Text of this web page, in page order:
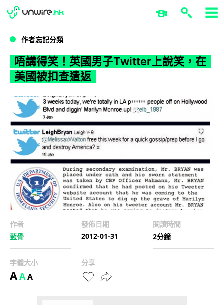
WWDC 2026 ERP 與商業 AI
作者忘記分類
唔講得笑！英國男子Twitter上說笑，在
美國被扣查遣返
作者
藍骨
發佈日期
2012-01-31
閱讀時間
2分鐘
字體大小
AAA
分享